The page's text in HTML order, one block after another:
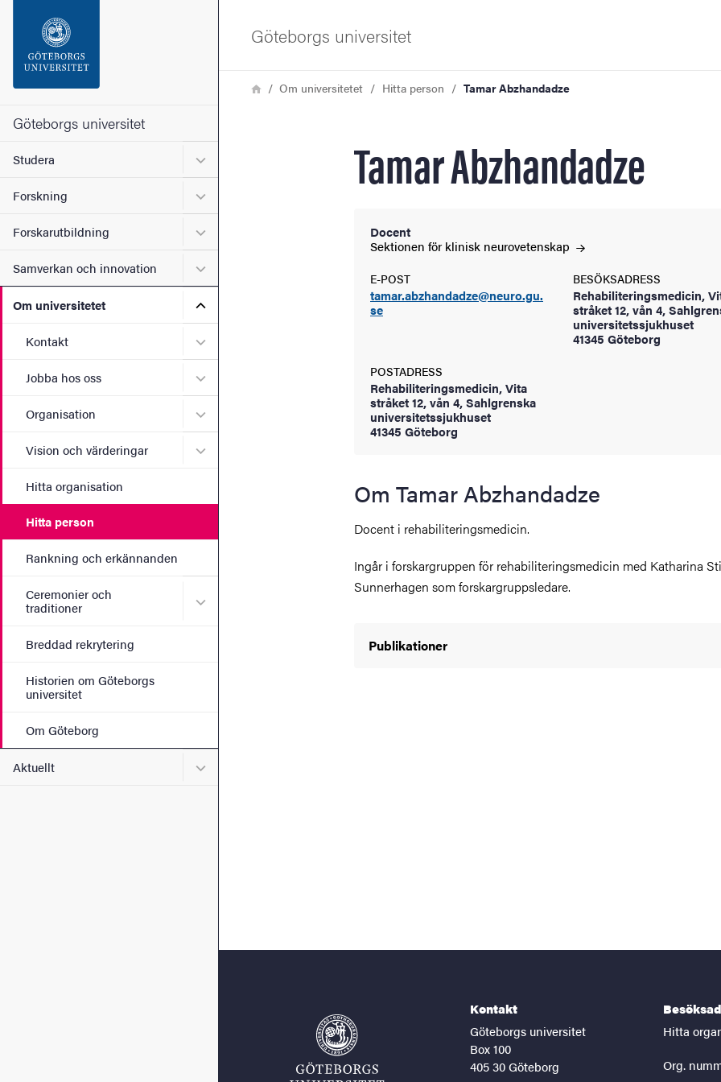
Sidfoten
Om webbplatsen
Göteborgs universitet
Studera Undermeny för Studera
Forskning Undermeny för Forskning
Forskarutbildning Undermeny för Forskarutbildning
Samverkan och innovation Undermeny för Samverkan och innovation
Om universitetet Undermeny för Om universitetet
Kontakt Undermeny för Kontakt
Jobba hos oss Undermeny för Jobba hos oss
Organisation Undermeny för Organisation
Vision och värderingar Undermeny för Vision och värderingar
Hitta organisation
Hitta person
Rankning och erkännanden
Ceremonier och
traditioner
Undermeny för Ceremonier och traditioner
Breddad rekrytering
Historien om Göteborgs
universitet
Om Göteborg
Aktuellt Undermeny för Aktuellt
Göteborgs universitet
LänkstigHemOm universitetet Hitta person Tamar Abzhandadze
Tamar Abzhandadze
Docent
Sektionen för klinisk neurovetenskap
E-POST
tamar.abzhandadze@neuro.gu.
se
BESÖKSADRESS
Rehabiliteringsmedicin,
stråket 12, vån 4,
universitetssjukhuset
41345 Göteborg
POSTADRESS
Rehabiliteringsmedicin, Vita
stråket 12, vån 4, Sahlgrenska
universitetssjukhuset
41345 Göteborg
Om Tamar Abzhandadze
Docent i rehabiliteringsmedicin.
Ingår i forskargruppen för rehabiliteringsmedicin med Katharina
Sunnerhagen som forskargruppsledare.
Publikationer
Kontakt
Göteborgs universitet
Box 100
405 30 Göteborg
Hitta
Org.